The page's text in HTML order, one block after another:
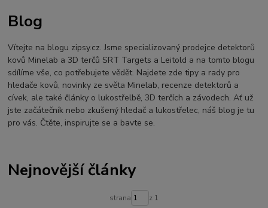
ÚSTÍ NAD LABEM
Jídlo na cesty
Mníšek u Liberece Karlovy Vary
Equinox 900
Soutěž o detektor
Severní Čechy
hledání pokladů
technologie Multi IQ
Blog
Vítejte na blogu zipsy.cz. Jsme specializovaný prodejce detektorů
kovů Minelab a 3D terčů SRT Targets a Leitold a na tomto blogu
sdílíme vše, co potřebujete vědět. Najdete zde tipy a rady pro
hledače kovů, novinky ze světa Minelab, recenze detektorů a
cívek, ale také články o lukostřelbě, 3D terčích a závodech. Ať už
jste začátečník nebo zkušený hledač a lukostřelec, náš blog je tu
pro vás. Čtěte, inspirujte se a bavte se.
Nejnovější články
strana z 1